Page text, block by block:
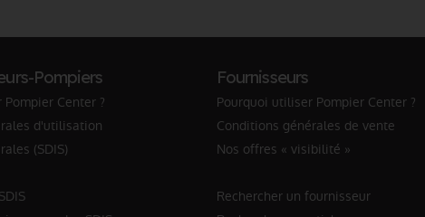
Pompiers
Center ?
d'utilisation
(SDIS)
Fournisseurs
Pourquoi utiliser Pompier Center ?
Conditions générales de vente
Nos offres « visibilité »
Rechercher un fournisseur